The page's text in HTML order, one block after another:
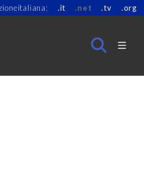
.it .net .tv .org